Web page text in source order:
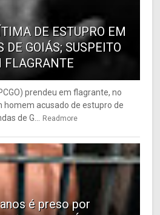
DE ESTUPRO EM
DE GOIÁS; SUSPEITO
FLAGRANTE
prendeu em flagrante, no
homem acusado de estupro de
de G... Readmore
é preso por